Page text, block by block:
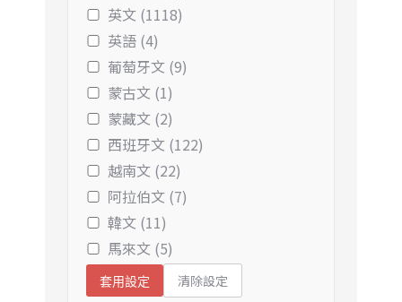
英文 (1118)
英語 (4)
葡萄牙文 (9)
蒙古文 (1)
蒙藏文 (2)
西班牙文 (122)
越南文 (22)
阿拉伯文 (7)
韓文 (11)
馬來文 (5)
套用設定 清除設定